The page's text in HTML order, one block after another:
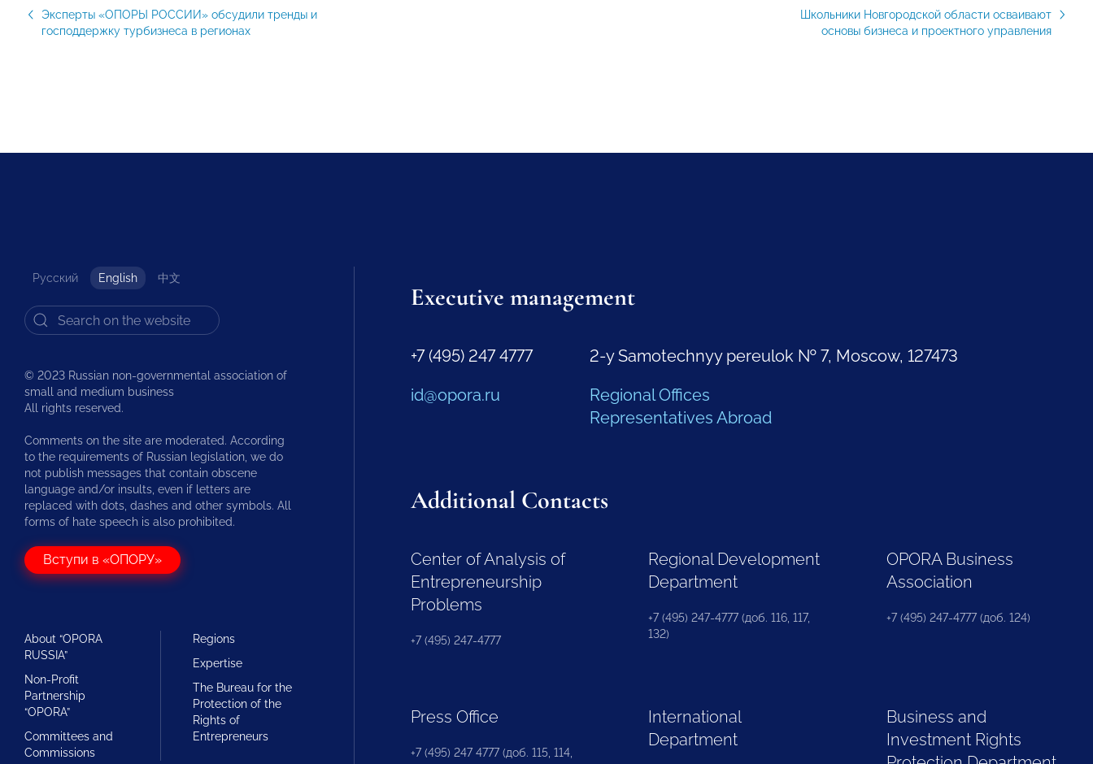
Эксперты «ОПОРЫ РОССИИ» обсудили тренды и
господдержку турбизнеса в регионах
Школьники Новгородской области осваивают
основы бизнеса и проектного управления
Русский English 中文
© 2023 Russian non-governmental association of
small and medium business
All rights reserved.
Comments on the site are moderated. According
to the requirements of Russian legislation, we do
not publish messages that contain obscene
language and/or insults, even if letters are
replaced with dots, dashes and other symbols. All
forms of hate speech is also prohibited.
Вступи в «ОПОРУ»
About “OPORA
RUSSIA”
Non-Profit
Partnership
“OPORA”
Committees and
Commissions
Regions
Expertise
The Bureau for the
Protection of the
Rights of
Entrepreneurs
Executive management
+7 (495) 247 4777
id@opora.ru
2-y Samotechnyy pereulok № 7, Moscow, 127473
Regional Offices
Representatives Abroad
Additional Contacts
Center of Analysis of
Entrepreneurship
Problems
+7 (495) 247-4777
Regional Development
Department
+7 (495) 247-4777 (доб. 116, 117,
132)
OPORA Business
Association
+7 (495) 247-4777 (доб. 124)
Press Office
+7 (495) 247 4777 (доб. 115, 114,
International
Department
Business and
Investment Rights